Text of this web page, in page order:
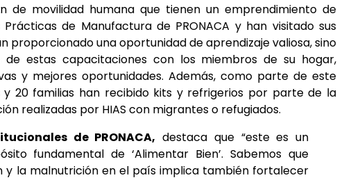
de movilidad humana que tienen un emprendimiento de
de Manufactura de PRONACA y han visitado sus
proporcionado una oportunidad de aprendizaje valiosa, sino
estas capacitaciones con los miembros de su hogar,
y mejores oportunidades. Además, como parte de este
y 20 familias han recibido kits y refrigerios por parte de la
realizadas por HIAS con migrantes o refugiados.
de PRONACA, destaca que “este es un
fundamental de ‘Alimentar Bien’. Sabemos que
la malnutrición en el país implica también fortalecer